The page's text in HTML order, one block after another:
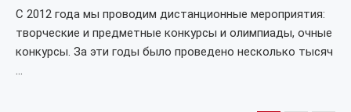
С 2012 года мы проводим дистанционные мероприятия:
творческие и предметные конкурсы и олимпиады, очные
конкурсы. За эти годы было проведено несколько тысяч
…